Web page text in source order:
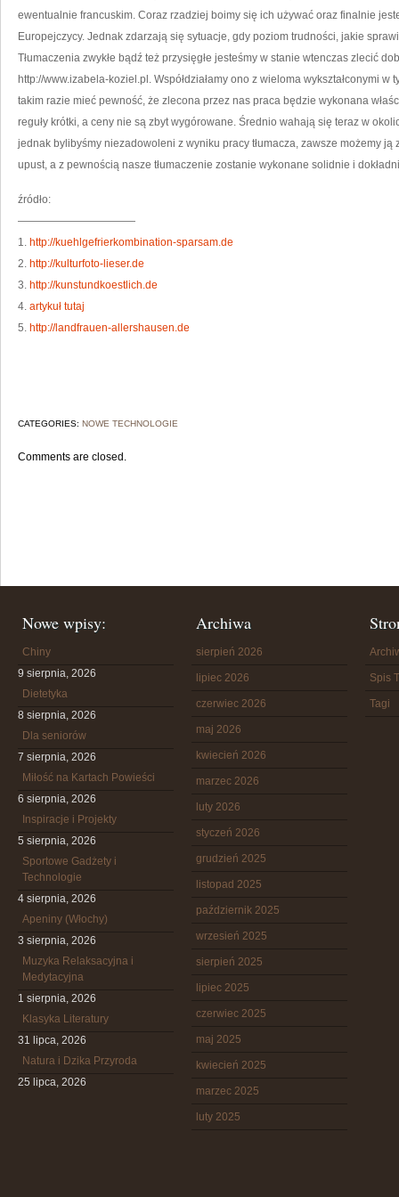
OD
ewentualnie francuskim. Coraz rzadziej boimy się ich używać oraz finalnie
Europejczycy. Jednak zdarzają się sytuacje, gdy poziom trudności, jakie
Tłumaczenia zwykłe bądź też przysięgłe jesteśmy w stanie wtenczas zlecić
http://www.izabela-koziel.pl. Współdziałamy ono z wieloma wykształconymi w
takim razie mieć pewność, że zlecona przez nas praca będzie wykonana
reguły krótki, a ceny nie są zbyt wygórowane. Średnio wahają się teraz w
jednak bylibyśmy niezadowoleni z wyniku pracy tłumacza, zawsze możemy
upust, a z pewnością nasze tłumaczenie zostanie wykonane solidnie i
źródło:
———————————
1. http://kuehlgefrierkombination-sparsam.de
2. http://kulturfoto-lieser.de
3. http://kunstundkoestlich.de
4. artykuł tutaj
5. http://landfrauen-allershausen.de
CATEGORIES: NOWE TECHNOLOGIE
Comments are closed.
Nowe wpisy:
Chiny
9 sierpnia, 2026
Dietetyka
8 sierpnia, 2026
Dla seniorów
7 sierpnia, 2026
Miłość na Kartach Powieści
6 sierpnia, 2026
Inspiracje i Projekty
5 sierpnia, 2026
Sportowe Gadżety i
Technologie
4 sierpnia, 2026
Apeniny (Włochy)
3 sierpnia, 2026
Muzyka Relaksacyjna i
Medytacyjna
1 sierpnia, 2026
Klasyka Literatury
31 lipca, 2026
Natura i Dzika Przyroda
25 lipca, 2026
Archiwa
sierpień 2026
lipiec 2026
czerwiec 2026
maj 2026
kwiecień 2026
marzec 2026
luty 2026
styczeń 2026
grudzień 2025
listopad 2025
październik 2025
wrzesień 2025
sierpień 2025
lipiec 2025
czerwiec 2025
maj 2025
kwiecień 2025
marzec 2025
luty 2025
Spis
Tagi